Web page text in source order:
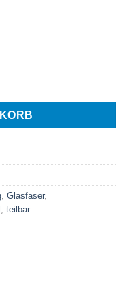
Paddel Menge
Glasfaser,
teilbar